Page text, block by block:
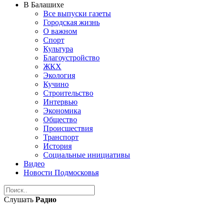
В Балашихе
Все выпуски газеты
Городская жизнь
О важном
Спорт
Культура
Благоустройство
ЖКХ
Экология
Кучино
Строительство
Интервью
Экономика
Общество
Происшествия
Транспорт
История
Социальные инициативы
Видео
Новости Подмосковья
Слушать Радио